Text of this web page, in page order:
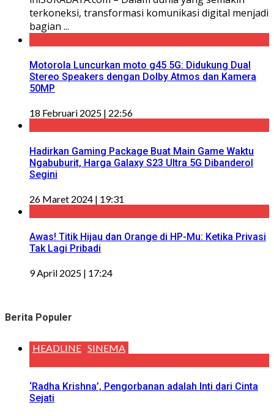
terkoneksi, transformasi komunikasi digital menjadi
bagian ...
Motorola Luncurkan moto g45 5G: Didukung Dual
Stereo Speakers dengan Dolby Atmos dan Kamera
50MP
18 Februari 2025 | 22:56
Hadirkan Gaming Package Buat Main Game Waktu
Ngabuburit, Harga Galaxy S23 Ultra 5G Dibanderol
Segini
26 Maret 2024 | 19:31
Awas! Titik Hijau dan Orange di HP-Mu: Ketika Privasi
Tak Lagi Pribadi
9 April 2025 | 17:24
Berita Populer
HEADLINE SINEMA
‘Radha Krishna’, Pengorbanan adalah Inti dari Cinta
Sejati